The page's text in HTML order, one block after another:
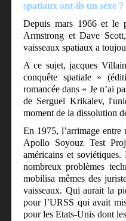
spatiaux ont-ils un sexe ?
Depuis mars 1966 et le
Armstrong et Dave
vaisseaux spatiaux a
A ce sujet, jacques
conquête spatiale »
romancée dans « Je n’ai
de Sergueï Krikalev,
moment de la dissolution
En 1975, l’arrimage
Apollo Soyouz Test
américains et
nombreux problèmes
mobilisa mêmes des
vaisseaux. Qui aurait la
pour l’URSS qui avait
pour les Etats-Unis dont